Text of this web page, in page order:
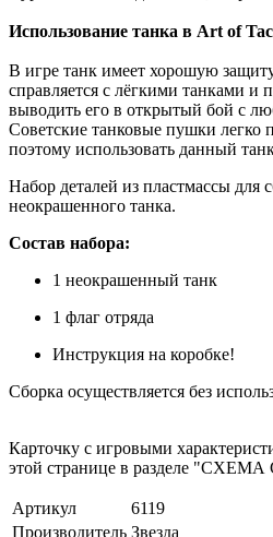
Использование танка в Art of
В игре танк имеет хорошую
справляется с лёгкими танками и
выводить его в открытый бой с
Советские танковые пушки легко
поэтому использовать данный
Набор деталей из пластмассы для
неокрашенного танка.
Состав набора:
1 неокрашенный танк
1 флаг отряда
Инструкция на коробке!
Сборка осуществляется без
Карточку с игровыми
этой странице в разделе
Артикул
6119
Производитель Звезда